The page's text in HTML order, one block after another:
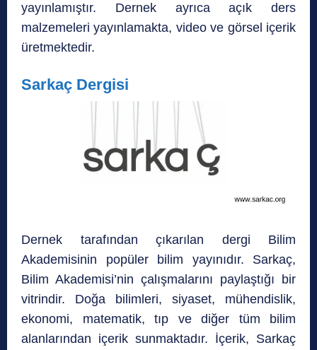
yayınlamıştır. Dernek ayrıca açık ders
malzemeleri yayınlamakta, video ve görsel içerik
üretmektedir.
Sarkaç Dergisi
Dernek tarafından çıkarılan dergi Bilim
Akademisinin popüler bilim yayınıdır. Sarkaç,
Bilim Akademisi’nin çalışmalarını paylaştığı bir
vitrindir. Doğa bilimleri, siyaset, mühendislik,
ekonomi, matematik, tıp ve diğer tüm bilim
alanlarından içerik sunmaktadır. İçerik, Sarkaç